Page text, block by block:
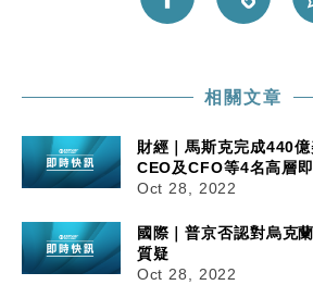
相關文章
財經｜馬斯克完成440
CEO及CFO等4名高層
Oct 28, 2022
國際｜普京否認對烏克
質疑
Oct 28, 2022